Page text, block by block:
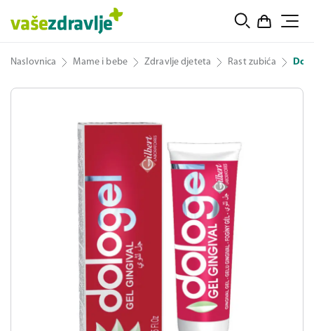
Naslovnica Mame i bebe Zdravlje djeteta Rast zubića